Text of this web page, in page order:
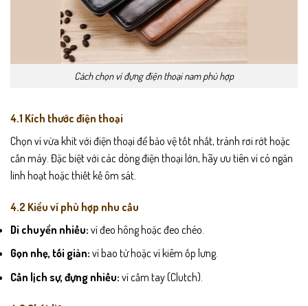
Cách chọn ví đựng điện thoại nam phù hợp
4.1 Kích thước điện thoại
Chọn ví vừa khít với điện thoại để bảo vệ tốt nhất, tránh rơi rớt hoặc
cấn máy. Đặc biệt với các dòng điện thoại lớn, hãy ưu tiên ví có ngăn
linh hoạt hoặc thiết kế ôm sát.
4.2 Kiểu ví phù hợp nhu cầu
Di chuyển nhiều: ví đeo hông hoặc đeo chéo.
Gọn nhẹ, tối giản: ví bao tử hoặc ví kiêm ốp lưng.
Cần lịch sự, đựng nhiều: ví cầm tay (Clutch).